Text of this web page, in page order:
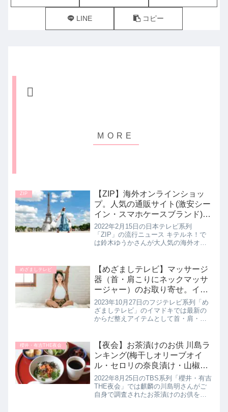
LINE コピー
ZIP
【ZIP】海外オンラインショッ
プ。人気の通販サイト(激安シー
イン・スマホケースブランド)キ
テルネ｜2月15日
2022年2月15日の日本テレビ系列
「ZIP」の流行ニュース キテルネ！で
は鈴木ゆうかさんが大人気の海外オン
話題の海外通販サイト２つを詳しく紹
介します。>>ZIP記事一覧は...
めざましテレビ
【めざましテレビ】マッサージ
器（首・肩こりにネックマッサ
ージャー）のお取り寄せ。イマ
ドキ｜2023年10月27日
2023年10月27日のフジテレビ系列「め
ざましテレビ」のイマドキでは最新の
からだ整えアイテムとして首・肩・
たので詳しく紹介します。>>めざまし
テレビ記事一覧はこちら首・...
櫻井・有吉THE夜会
【夜会】お茶漬けのお供 川島ラ
ンキング(梅干しオリーブオイ
ル・セロリの奈良漬け・山椒き
ゅうり)8月25日
2022年8月25日のTBS系列「櫻井・有吉
THE夜会」では麒麟の川島明さんがご
自身で調査されたお茶漬けのお供をラ